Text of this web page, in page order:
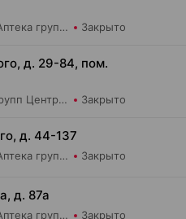
Добрыя леки Аптека групп Центр ООО Аптека №76 Закрыто
д. 29-84, пом.
ADEL Аптека групп Центр ООО Аптека №110 Закрыто
д. 44-137
Добрыя леки Аптека групп Центр ООО Аптека №56 Закрыто
д. 87а
Добрыя леки Аптека групп Центр ООО Аптека №34 Закрыто